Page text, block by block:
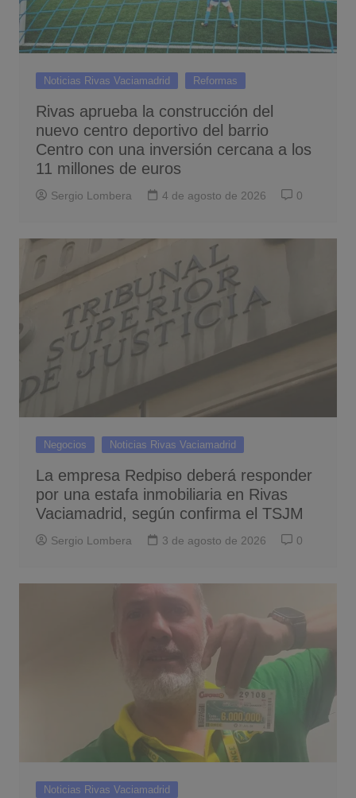
Noticias Rivas Vaciamadrid Reformas
Rivas aprueba la construcción del
nuevo centro deportivo del barrio
Centro con una inversión cercana a los
11 millones de euros
Sergio Lombera 4 de agosto de 2026 0
Negocios Noticias Rivas Vaciamadrid
La empresa Redpiso deberá responder
por una estafa inmobiliaria en Rivas
Vaciamadrid, según confirma el TSJM
Sergio Lombera 3 de agosto de 2026 0
Noticias Rivas Vaciamadrid